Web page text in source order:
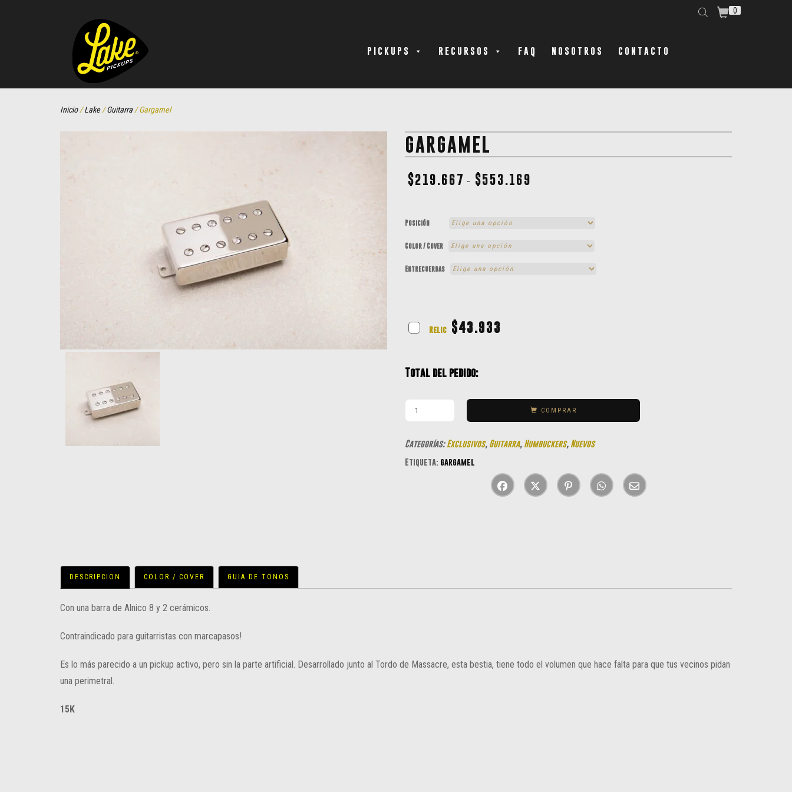
PICKUPS RECURSOS FAQ NOSOTROS CONTACTO
0
Inicio/Lake/Guitarra / Gargamel
GARGAMEL
$219.667 - $553.169
Posición
Color / Cover
Entrecuerdas
Relic $43.933
Total del pedido:
COMPRAR
Categorías:Exclusivos, Guitarra, Humbuckers, Nuevos
Etiqueta: gargamel
DESCRIPCION COLOR / COVER GUIA DE TONOS
Con una barra de Alnico 8 y 2 cerámicos.
Contraindicado para guitarristas con marcapasos!
Es lo más parecido a un pickup activo, pero sin la parte artificial. Desarrollado junto al Tordo de Massacre, esta bestia, tiene todo el volumen que hace falta para que tus vecinos pidan
una perimetral.
15K